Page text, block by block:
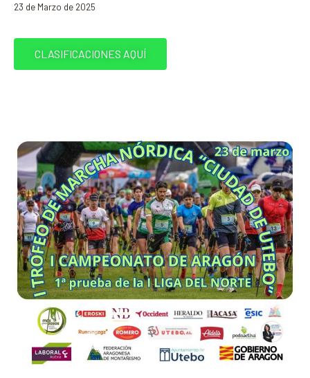
23 de Marzo de 2025
CLASIFICACIONES AQUÍ